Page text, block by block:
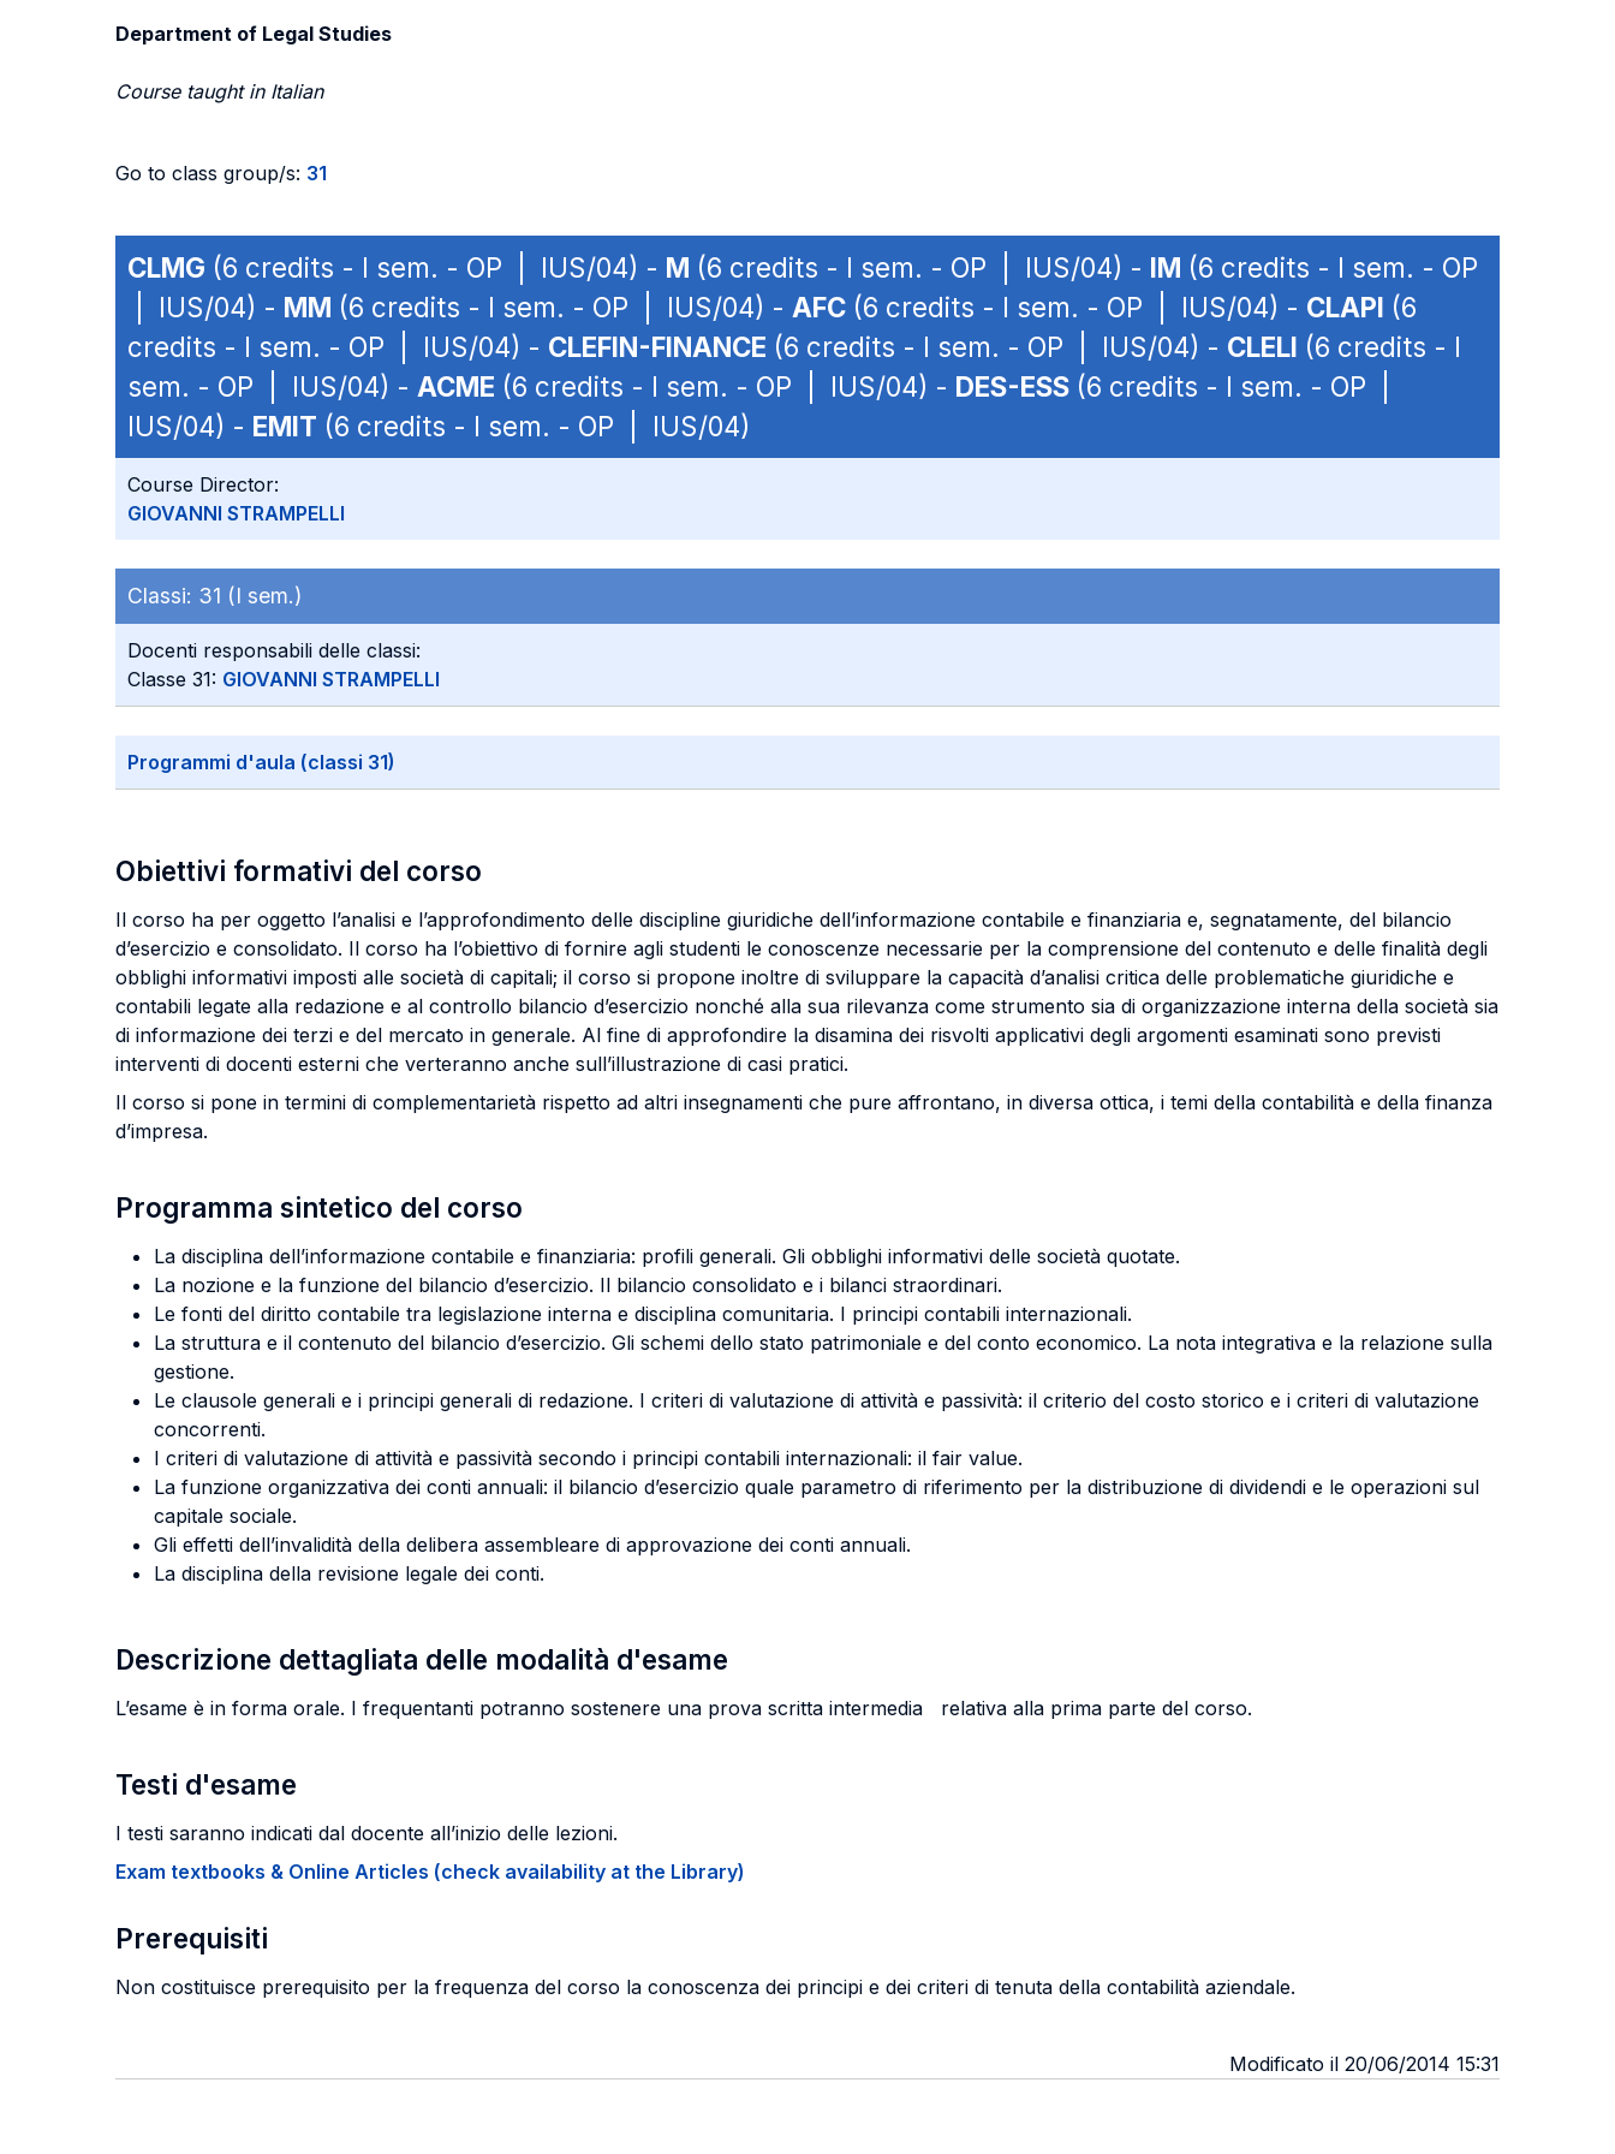
Department of Legal Studies
Course taught in Italian
Go to class group/s: 31
CLMG (6 credits - I sem. - OP | IUS/04) - M (6 credits - I sem. - OP | IUS/04) - IM (6 credits - I sem. - OP
| IUS/04) - MM (6 credits - I sem. - OP | IUS/04) - AFC (6 credits - I sem. - OP | IUS/04) - CLAPI (6
credits - I sem. - OP | IUS/04) - CLEFIN-FINANCE (6 credits - I sem. - OP | IUS/04) - CLELI (6 credits - I
sem. - OP | IUS/04) - ACME (6 credits - I sem. - OP | IUS/04) - DES-ESS (6 credits - I sem. - OP |
IUS/04) - EMIT (6 credits - I sem. - OP | IUS/04)
Course Director:
GIOVANNI STRAMPELLI
Classi: 31 (I sem.)
Docenti responsabili delle classi:
Classe 31: GIOVANNI STRAMPELLI
Programmi d'aula (classi 31)
Obiettivi formativi del corso
Il corso ha per oggetto l’analisi e l’approfondimento delle discipline giuridiche dell’informazione contabile e finanziaria e, segnatamente, del bilancio
d’esercizio e consolidato. Il corso ha l’obiettivo di fornire agli studenti le conoscenze necessarie per la comprensione del contenuto e delle finalità degli
obblighi informativi imposti alle società di capitali; il corso si propone inoltre di sviluppare la capacità d’analisi critica delle problematiche giuridiche e
contabili legate alla redazione e al controllo bilancio d’esercizio nonché alla sua rilevanza come strumento sia di organizzazione interna della società sia
di informazione dei terzi e del mercato in generale. Al fine di approfondire la disamina dei risvolti applicativi degli argomenti esaminati sono previsti
interventi di docenti esterni che verteranno anche sull’illustrazione di casi pratici.
Il corso si pone in termini di complementarietà rispetto ad altri insegnamenti che pure affrontano, in diversa ottica, i temi della contabilità e della finanza
d’impresa.
Programma sintetico del corso
La disciplina dell’informazione contabile e finanziaria: profili generali. Gli obblighi informativi delle società quotate.
La nozione e la funzione del bilancio d’esercizio. Il bilancio consolidato e i bilanci straordinari.
Le fonti del diritto contabile tra legislazione interna e disciplina comunitaria. I principi contabili internazionali.
La struttura e il contenuto del bilancio d’esercizio. Gli schemi dello stato patrimoniale e del conto economico. La nota integrativa e la relazione sulla
gestione.
Le clausole generali e i principi generali di redazione. I criteri di valutazione di attività e passività: il criterio del costo storico e i criteri di valutazione
concorrenti.
I criteri di valutazione di attività e passività secondo i principi contabili internazionali: il fair value.
La funzione organizzativa dei conti annuali: il bilancio d’esercizio quale parametro di riferimento per la distribuzione di dividendi e le operazioni sul
capitale sociale.
Gli effetti dell’invalidità della delibera assembleare di approvazione dei conti annuali.
La disciplina della revisione legale dei conti.
Descrizione dettagliata delle modalità d'esame
L’esame è in forma orale. I frequentanti potranno sostenere una prova scritta intermedia relativa alla prima parte del corso.
Testi d'esame
I testi saranno indicati dal docente all’inizio delle lezioni.
Exam textbooks & Online Articles (check availability at the Library)
Prerequisiti
Non costituisce prerequisito per la frequenza del corso la conoscenza dei principi e dei criteri di tenuta della contabilità aziendale.
Modificato il 20/06/2014 15:31